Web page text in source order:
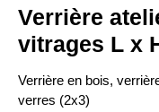
Verrière
vitrages L x
Verrière en bois,
verres (2x3)